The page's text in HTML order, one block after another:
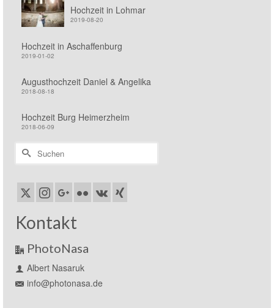
Hochzeit in Lohmar
2019-08-20
Hochzeit in Aschaffenburg
2019-01-02
Augusthochzeit Daniel & Angelika
2018-08-18
Hochzeit Burg Heimerzheim
2018-06-09
Suchen
nach:
Kontakt
PhotoNasa
Albert Nasaruk
info@photonasa.de